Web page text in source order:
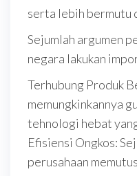
serta lebih bermutu
Sejumlah argumen
negara lakukan
Terhubung Produk
memungkinkannya
tehnologi hebat
Efisiensi Ongkos:
perusahaan